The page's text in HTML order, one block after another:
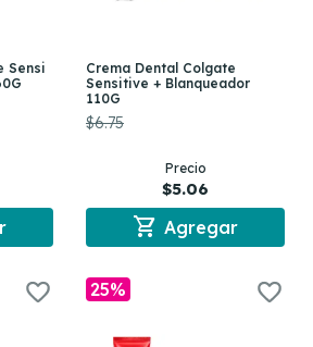
Sensi
Crema Dental Colgate
Sensitive + Blanqueador
110G
$6.75
Precio
$5.06
shopping_cart Agregar
25%